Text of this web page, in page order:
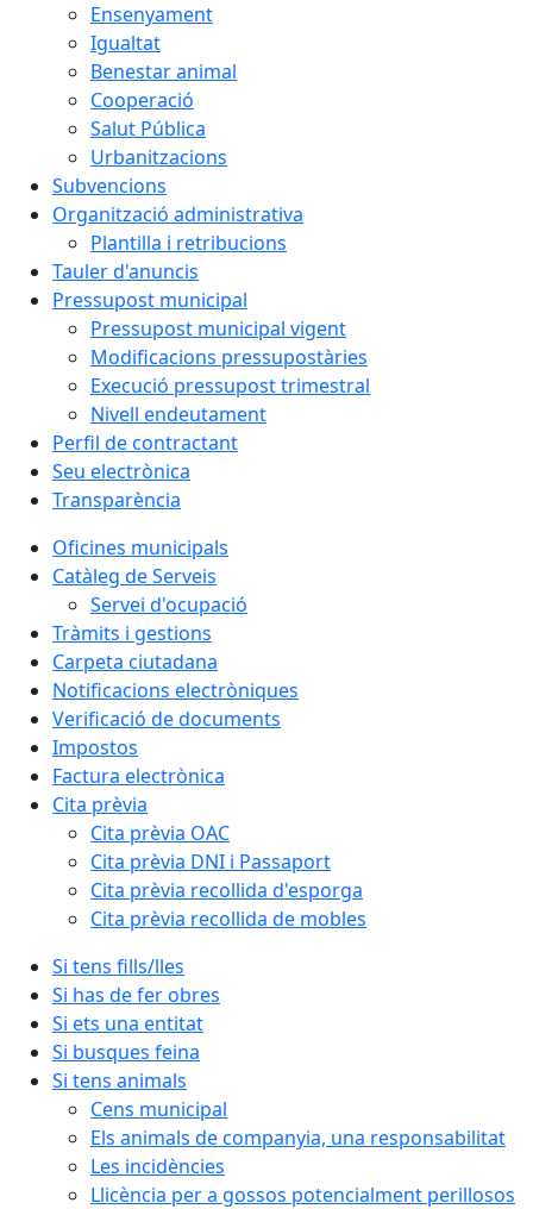
Ensenyament
Igualtat
Benestar animal
Cooperació
Salut Pública
Urbanitzacions
Subvencions
Organització administrativa
Plantilla i retribucions
Tauler d'anuncis
Pressupost municipal
Pressupost municipal vigent
Modificacions pressupostàries
Execució pressupost trimestral
Nivell endeutament
Perfil de contractant
Seu electrònica
Transparència
Oficines municipals
Catàleg de Serveis
Servei d'ocupació
Tràmits i gestions
Carpeta ciutadana
Notificacions electròniques
Verificació de documents
Impostos
Factura electrònica
Cita prèvia
Cita prèvia OAC
Cita prèvia DNI i Passaport
Cita prèvia recollida d'esporga
Cita prèvia recollida de mobles
Si tens fills/lles
Si has de fer obres
Si ets una entitat
Si busques feina
Si tens animals
Cens municipal
Els animals de companyia, una responsabilitat
Les incidències
Llicència per a gossos potencialment perillosos